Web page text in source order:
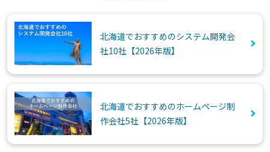
北海道でおすすめのシステム開発会
社10社【2026年版】
北海道でおすすめのホームページ制
作会社5社【2026年版】